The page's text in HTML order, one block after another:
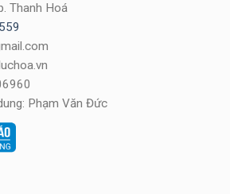
Thanh Hoá
Phạm Văn Đức